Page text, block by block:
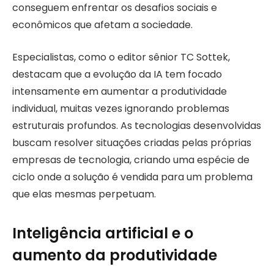
conseguem enfrentar os desafios sociais e
econômicos que afetam a sociedade.
Especialistas, como o editor sênior TC Sottek,
destacam que a evolução da IA tem focado
intensamente em aumentar a produtividade
individual, muitas vezes ignorando problemas
estruturais profundos. As tecnologias desenvolvidas
buscam resolver situações criadas pelas próprias
empresas de tecnologia, criando uma espécie de
ciclo onde a solução é vendida para um problema
que elas mesmas perpetuam.
Inteligência artificial e o
aumento da produtividade